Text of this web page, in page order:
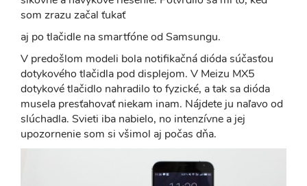
som zrazu začal ťukať
aj po tlačidle na smartfóne od Samsungu.
V predošlom modeli bola notifikačná dióda súčasťou
dotykového tlačidla pod displejom. V Meizu MX5
dotykové tlačidlo nahradilo to fyzické, a tak sa dióda
musela presťahovať niekam inam. Nájdete ju naľavo od
slúchadla. Svieti iba nabielo, no intenzívne a jej
upozornenie som si všimol aj počas dňa.